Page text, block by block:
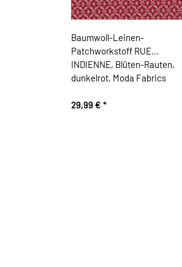
Baumwoll-Leinen-
Patchworkstoff RUE
INDIENNE, Blüten-Rauten,
dunkelrot, Moda Fabrics
29,99 € *